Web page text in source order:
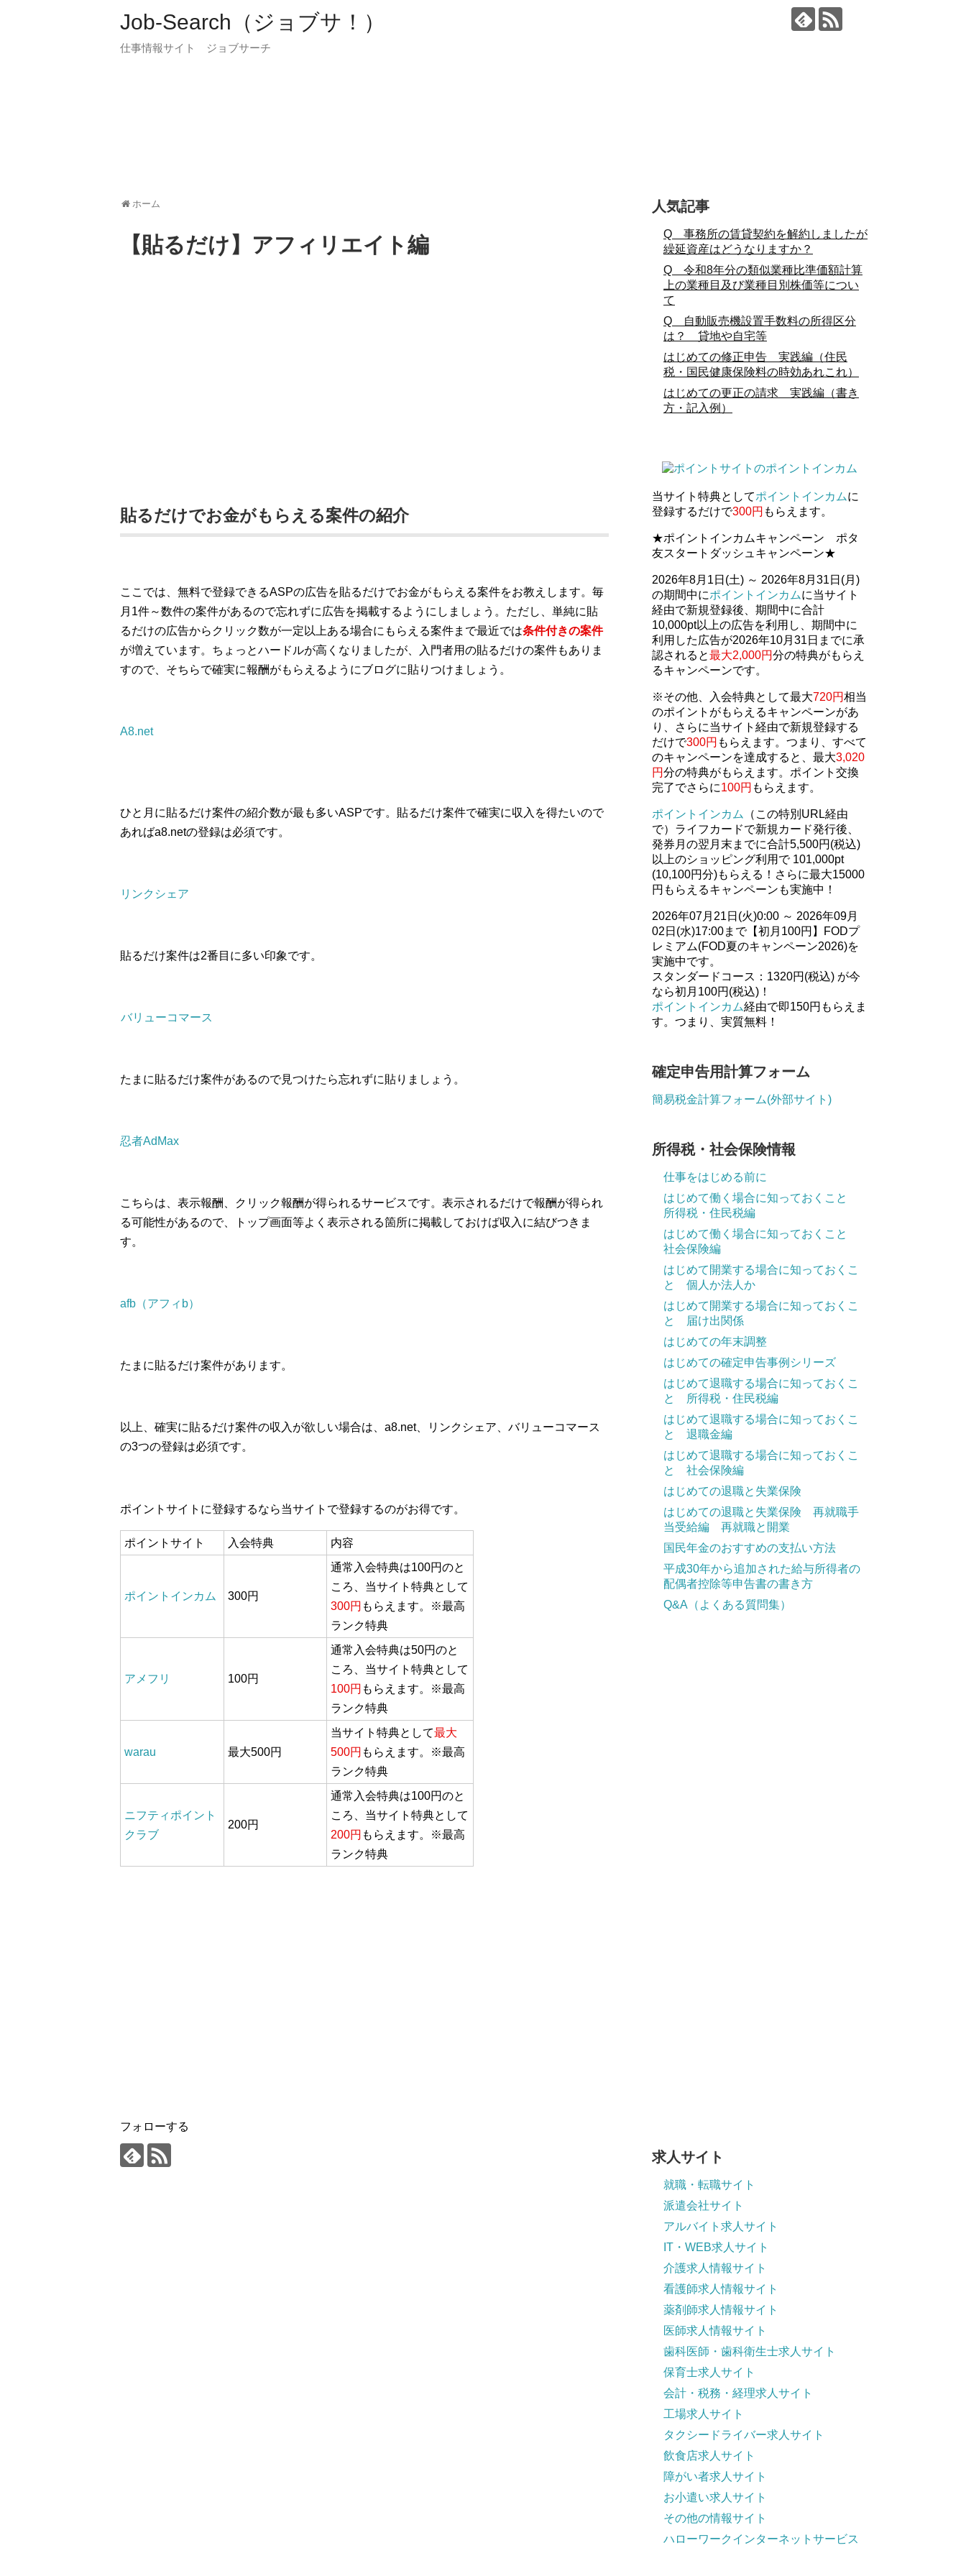
Job-Search（ジョブサ！）
仕事情報サイト ジョブサーチ
ホーム
【貼るだけ】アフィリエイト編
貼るだけでお金がもらえる案件の紹介
ここでは、無料で登録できるASPの広告を貼るだけでお金がもらえる案件をお教えします。毎
月1件～数件の案件があるので忘れずに広告を掲載するようにしましょう。ただし、単純に貼
るだけの広告からクリック数が一定以上ある場合にもらえる案件まで最近では条件付きの案件
が増えています。ちょっとハードルが高くなりましたが、入門者用の貼るだけの案件もありま
すので、そちらで確実に報酬がもらえるようにブログに貼りつけましょう。
A8.net
ひと月に貼るだけ案件の紹介数が最も多いASPです。貼るだけ案件で確実に収入を得たいので
あればa8.netの登録は必須です。
リンクシェア
貼るだけ案件は2番目に多い印象です。
バリューコマース
たまに貼るだけ案件があるので見つけたら忘れずに貼りましょう。
忍者AdMax
こちらは、表示報酬、クリック報酬が得られるサービスです。表示されるだけで報酬が得られ
る可能性があるので、トップ画面等よく表示される箇所に掲載しておけば収入に結びつきま
す。
afb（アフィb）
たまに貼るだけ案件があります。
以上、確実に貼るだけ案件の収入が欲しい場合は、a8.net、リンクシェア、バリューコマース
の3つの登録は必須です。
ポイントサイトに登録するなら当サイトで登録するのがお得です。
ポイントサイト 入会特典 内容
ポイントインカム 300円
通常入会特典は100円のと
ころ、当サイト特典として
300円 もらえます。※最高
ランク特典
アメフリ 100円
通常入会特典は50円のと
ころ、当サイト特典として
100円 もらえます。※最高
ランク特典
warau 最大500円
当サイト特典として最大
500円 もらえます。※最高
ランク特典
ニフティポイント
クラブ
200円
通常入会特典は100円のと
ころ、当サイト特典として
200円 もらえます。※最高
ランク特典
フォローする
人気記事
Q 事務所の賃貸契約を解約しましたが
繰延資産はどうなりますか？
Q 令和8年分の類似業種比準価額計算
上の業種目及び業種目別株価等につい
て
Q 自動販売機設置手数料の所得区分
は？ 貸地や自宅等
はじめての修正申告 実践編（住民
税・国民健康保険料の時効あれこれ）
はじめての更正の請求 実践編（書き
方・記入例）
当サイト特典としてポイントインカムに
登録するだけで300円 もらえます。
★ポイントインカムキャンペーン ポタ
友スタートダッシュキャンペーン★
2026年8月1日(土) ～ 2026年8月31日(月)
の期間中にポイントインカムに当サイト
経由で新規登録後、期間中に合計
10,000pt以上の広告を利用し、期間中に
利用した広告が2026年10月31日までに承
認されると最大2,000円分の特典がもらえ
るキャンペーンです。
※その他、入会特典として最大720円相当
のポイントがもらえるキャンペーンがあ
り、さらに当サイト経由で新規登録する
だけで300円 もらえます。つまり、すべて
のキャンペーンを達成すると、最大3,020
円分の特典がもらえます。ポイント交換
完了でさらに100円 もらえます。
ポイントインカム
（この特別URL経由
で）ライフカードで新規カード発行後、
発券月の翌月末までに合計5,500円(税込)
以上のショッピング利用で 101,000pt
(10,100円分)もらえる！さらに最大15000
円もらえるキャンペーンも実施中！
2026年07月21日(火)0:00 ～ 2026年09月
02日(水)17:00まで【初月100円】FODプ
レミアム(FOD夏のキャンペーン2026)を
実施中です。
スタンダードコース：1320円(税込) が今
なら初月100円(税込)！
ポイントインカム経由で即150円もらえま
す。つまり、実質無料！
確定申告用計算フォーム
簡易税金計算フォーム(外部サイト)
所得税・社会保険情報
仕事をはじめる前に
はじめて働く場合に知っておくこと
所得税・住民税編
はじめて働く場合に知っておくこと
社会保険編
はじめて開業する場合に知っておくこ
と 個人か法人か
はじめて開業する場合に知っておくこ
と 届け出関係
はじめての年末調整
はじめての確定申告事例シリーズ
はじめて退職する場合に知っておくこ
と 所得税・住民税編
はじめて退職する場合に知っておくこ
と 退職金編
はじめて退職する場合に知っておくこ
と 社会保険編
はじめての退職と失業保険
はじめての退職と失業保険 再就職手
当受給編 再就職と開業
国民年金のおすすめの支払い方法
平成30年から追加された給与所得者の
配偶者控除等申告書の書き方
Q&A（よくある質問集）
求人サイト
就職・転職サイト
派遣会社サイト
アルバイト求人サイト
IT・WEB求人サイト
介護求人情報サイト
看護師求人情報サイト
薬剤師求人情報サイト
医師求人情報サイト
歯科医師・歯科衛生士求人サイト
保育士求人サイト
会計・税務・経理求人サイト
工場求人サイト
タクシードライバー求人サイト
飲食店求人サイト
障がい者求人サイト
お小遣い求人サイト
その他の情報サイト
ハローワークインターネットサービス